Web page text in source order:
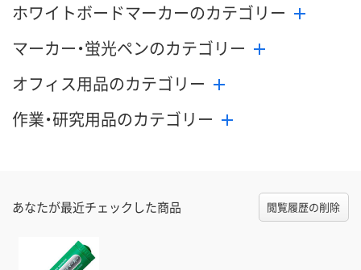
ホワイトボードマーカーのカテゴリー
マーカー・蛍光ペンのカテゴリー
オフィス用品のカテゴリー
作業・研究用品のカテゴリー
あなたが最近チェックした商品 閲覧履歴の削除